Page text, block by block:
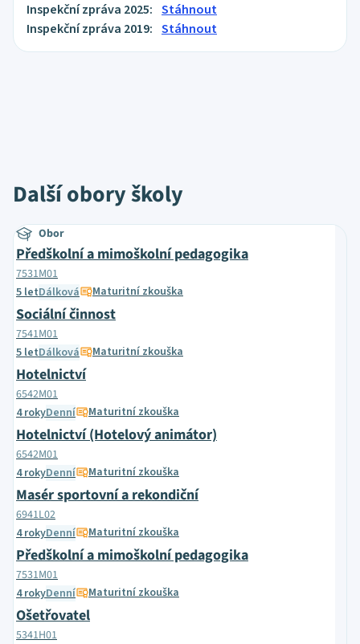
Inspekční zpráva 2025: Stáhnout
Inspekční zpráva 2019: Stáhnout
Další obory školy
Obor
Předškolní a mimoškolní pedagogika
7531M01
5 letDálková Maturitní zkouška
Sociální činnost
7541M01
5 letDálková Maturitní zkouška
Hotelnictví
6542M01
4 rokyDenní Maturitní zkouška
Hotelnictví (Hotelový animátor)
6542M01
4 rokyDenní Maturitní zkouška
Masér sportovní a rekondiční
6941L02
4 rokyDenní Maturitní zkouška
Předškolní a mimoškolní pedagogika
7531M01
4 rokyDenní Maturitní zkouška
Ošetřovatel
5341H01